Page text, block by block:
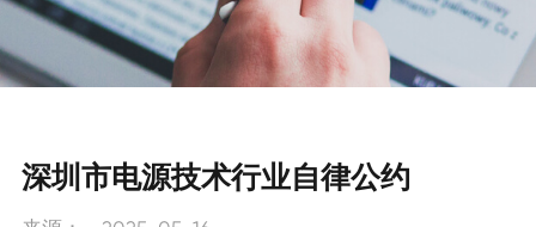
会员风采
入会申请
专题活动
党建要闻
新闻动态
深圳市电源技术行业自律公约